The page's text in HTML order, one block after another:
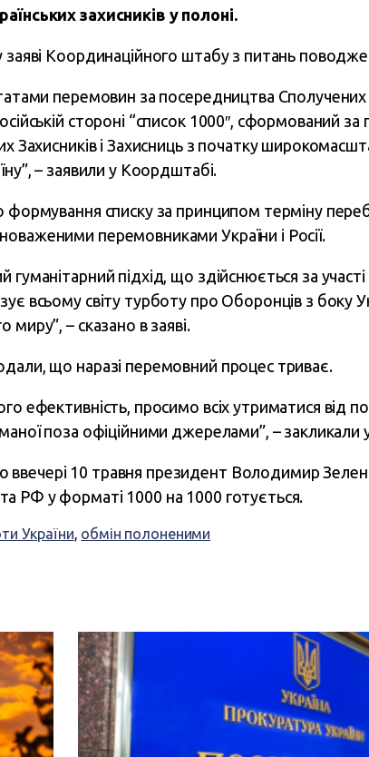
захисників у полоні.
заяві Координаційного штабу з питань
перемовин за посередництва Сполучених
стороні “список 1000″, сформований
Захисників і Захисниць з початку
– заявили у Коордштабі.
формування списку за принципом терміну
перемовниками України і Росії.
гуманітарний підхід, що здійснюється за
всьому світу турботу про Оборонців з боку
миру”, – сказано в заяві.
що наразі перемовний процес триває.
ефективність, просимо всіх утриматися від
поза офіційними джерелами”, – закликали
ввечері 10 травня президент Володимир
РФ у форматі 1000 на 1000 готується.
України, обмін полоненими